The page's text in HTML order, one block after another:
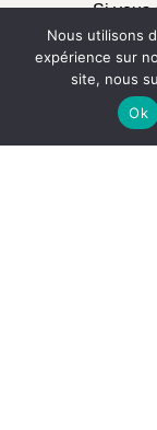
Si vous
Mesnières,
nous
serons
Veuillez
Nous utilisons
expérience sur
site, nous
Ok